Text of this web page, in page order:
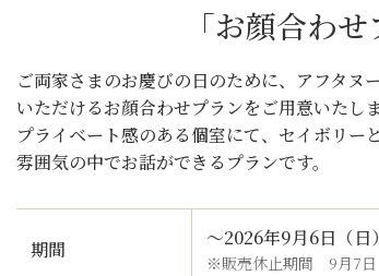
「お顔合わせ
ご両家さまのお慶びの日のために、アフタヌ
いただけるお顔合わせプランをご用意いたしま
プライベート感のある個室にて、セイボリー
雰囲気の中でお話ができるプランです。
期間 ～2026年9月6日（日
※販売休止期間 9月7日